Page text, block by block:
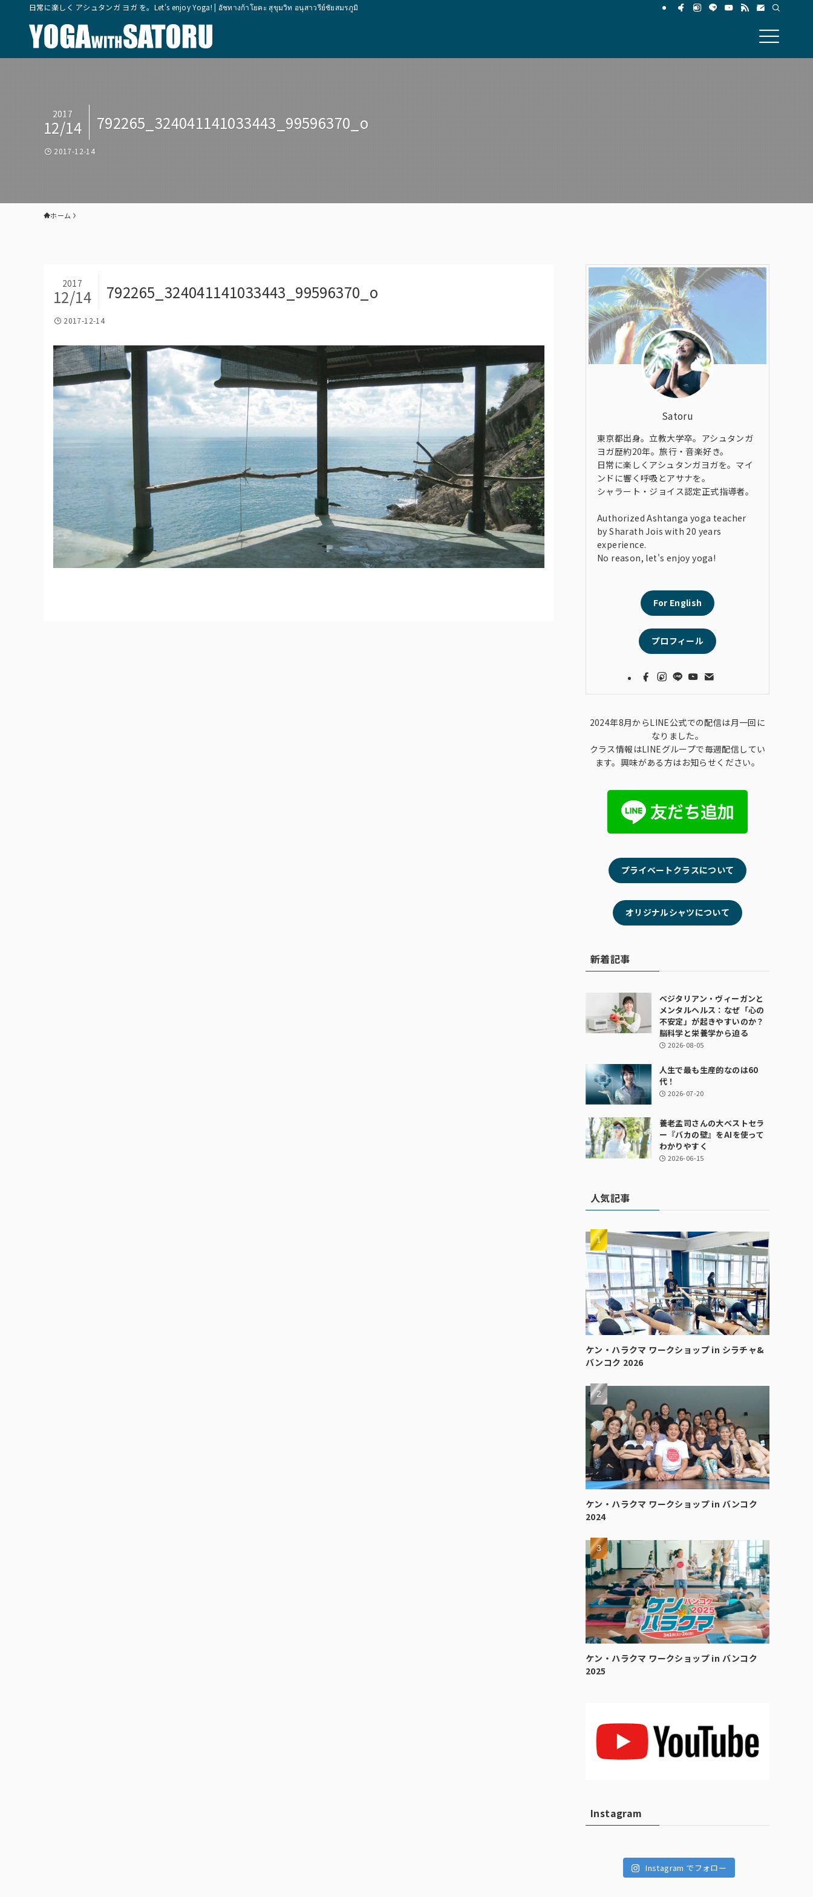
日常に楽しく アシュタンガ ヨガ を。Let's enjoy Yoga! | อัชทางก้าโยคะ สุขุมวิท อนุสาวรีย์ชัยสมรภูมิ
792265_324041141033443_99596370_o
2017
12/14
2017-12-14
ホーム
792265_324041141033443_99596370_o
2017
12/14
2017-12-14
Satoru
東京都出身。立教大学卒。アシュタンガ
ヨガ歴約20年。旅行・音楽好き。
日常に楽しくアシュタンガヨガを。マイ
ンドに響く呼吸とアサナを。
シャラート・ジョイス認定正式指導者。
Authorized Ashtanga yoga teacher
by Sharath Jois with 20 years
experience.
No reason, let's enjoy yoga!
For English
プロフィール
2024年8月からLINE公式での配信は月一回に
なりました。
クラス情報はLINEグループで毎週配信してい
ます。興味がある方はお知らせください。
プライベートクラスについて
オリジナルシャツについて
新着記事
ベジタリアン・ヴィーガンと
メンタルヘルス：なぜ「心の
不安定」が起きやすいのか？
脳科学と栄養学から迫る
2026-08-05
人生で最も生産的なのは60
代！
2026-07-20
養老孟司さんの大ベストセラ
ー『バカの壁』をAIを使って
わかりやすく
2026-06-15
人気記事
ケン・ハラクマ ワークショップ in シラチャ&
バンコク 2026
ケン・ハラクマ ワークショップ in バンコク
2024
ケン・ハラクマ ワークショップ in バンコク
2025
Instagram
Instagram でフォロー